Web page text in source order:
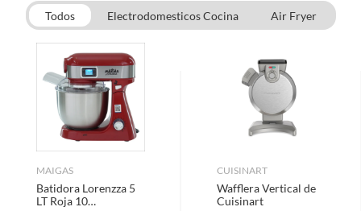
Todos Electrodomesticos Cocina Air Fryer
MAIGAS
Batidora Lorenzza 5
LT Roja 10
CUISINART
Wafflera Vertical de
Cuisinart